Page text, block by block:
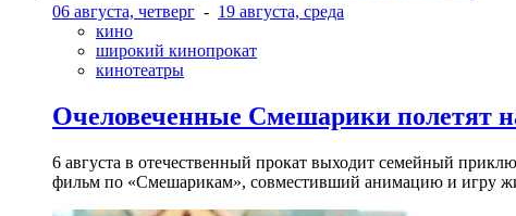
06 августа, четверг - 19 августа, среда
кино
широкий кинопрокат
кинотеатры
Очеловеченные Смешарики полетят
6 августа в отечественный прокат выходит семейный
фильм по «Смешарикам», совместивший анимацию и игру